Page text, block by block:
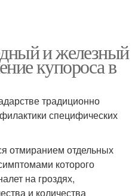
и железный
купороса в
традиционно
специфических
отмиранием отдельных
которого
на гроздях,
и количества